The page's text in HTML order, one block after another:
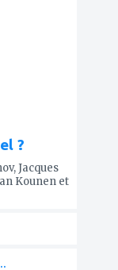
?
Jacques
Kounen et